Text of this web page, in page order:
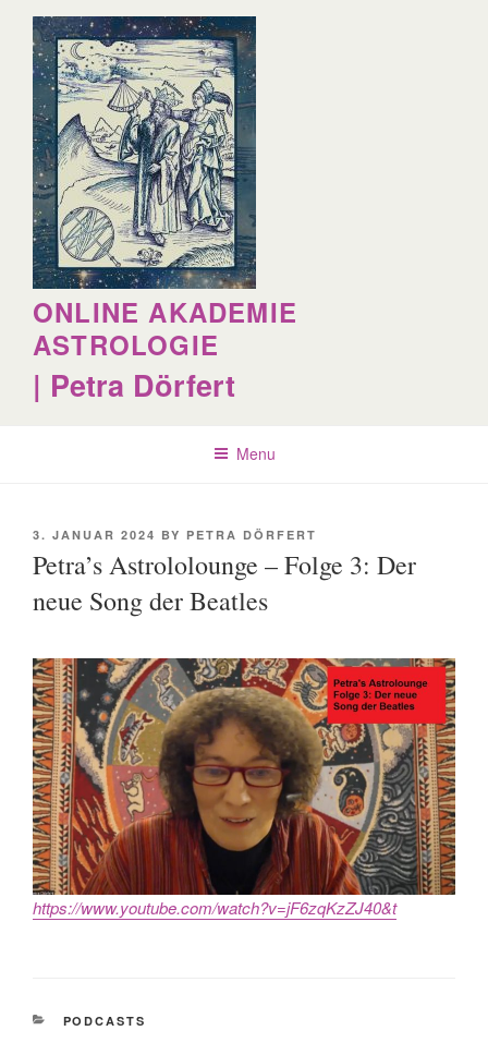
content
ONLINE AKADEMIE
ASTROLOGIE
| Petra Dörfert
Menu
POSTED
3. JANUAR 2024 BY PETRA DÖRFERT
Petra’s Astrololounge – Folge 3: Der
neue Song der Beatles
https://www.youtube.com/watch?v=jF6zqKzZJ40&t
CATEGORIES
PODCASTS